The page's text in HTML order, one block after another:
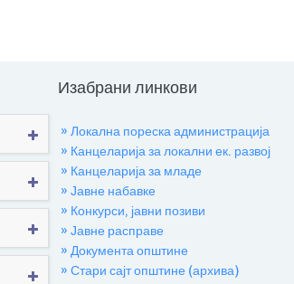
Изабрани линкови
» Локална пореска администрација
» Канцеларија за локални ек. развој
» Канцеларија за младе
» Јавне набавке
» Конкурси, јавни позиви
» Јавне расправе
» Документа општине
» Стари сајт општине (архива)